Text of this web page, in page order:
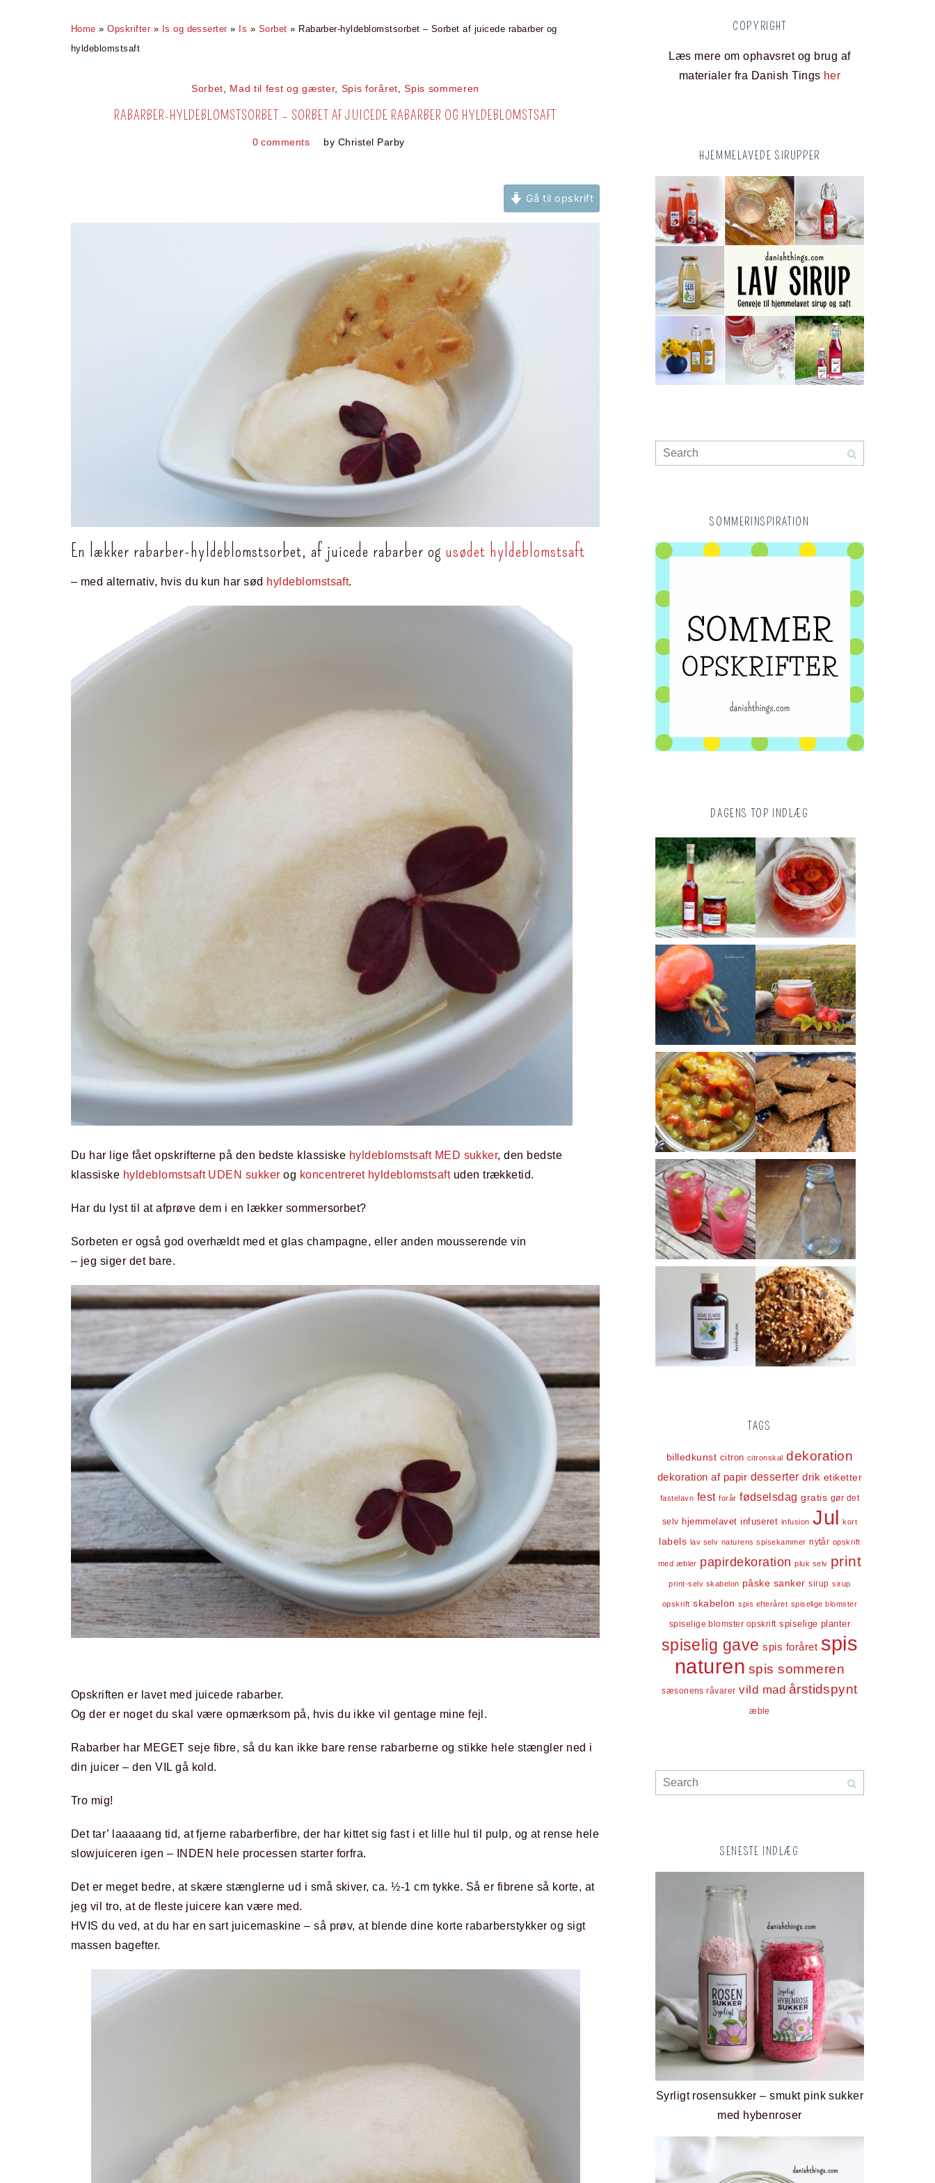
Home »Opskrifter » Is og desserter » Is » Sorbet » Rabarber-hyldeblomstsorbet – Sorbet af juicede rabarber og
hyldeblomstsaft
Sorbet, Mad til fest og gæster, Spis foråret,Spis sommeren
RABARBER-HYLDEBLOMSTSORBET – SORBET AF JUICEDE RABARBER OG HYLDEBLOMSTSAFT
0 comments by Christel Parby
Gå til opskrift
En lækker rabarber-hyldeblomstsorbet, af juicede rabarber og usødet hyldeblomstsaft
– med alternativ, hvis du kun har sød hyldeblomstsaft.
Du har lige fået opskrifterne på den bedste klassiske hyldeblomstsaft MED sukker, den bedste
klassiske hyldeblomstsaft UDEN sukker og koncentreret hyldeblomstsaftuden trækketid.
Har du lyst til at afprøve dem i en lækker sommersorbet?
Sorbeten er også god overhældt med et glas champagne, eller anden mousserende vin
– jeg siger det bare.
Opskriften er lavet med juicede rabarber.
Og der er noget du skal være opmærksom på, hvis du ikke vil gentage mine fejl.
Rabarber har MEGET seje fibre, så du kan ikke bare rense rabarberne og stikke hele stængler ned i
din juicer – den VIL gå kold.
Tro mig!
Det tar’ laaaaang tid, at fjerne rabarberfibre, der har kittet sig fast i et lille hul til pulp, og at rense hele
slowjuiceren igen – INDEN hele processen starter forfra.
Det er meget bedre, at skære stænglerne ud i små skiver, ca. ½-1 cm tykke. Så er fibrene så korte, at
jeg vil tro, at de fleste juicere kan være med.
HVIS du ved, at du har en sart juicemaskine – så prøv, at blende dine korte rabarberstykker og sigt
massen bagefter.
COPYRIGHT
Læs mere om ophavsret og brug af
materialer fra Danish Tings her
HJEMMELAVEDE SIRUPPER
SOMMERINSPIRATION
DAGENS TOP INDLÆG
TAGS
billedkunst citron citronskal dekoration
dekoration af papir desserter drik etiketter
fastelavn fest forår fødselsdag gratis gør det
selv hjemmelavet infuseret infusion Jul kort
labels lav selv naturens spisekammer nytår opskrift
med æbler papirdekoration pluk selv print
print-selv skabelon påske sanker sirup sirup
opskrift skabelon spis efteråret spiselige blomster
spiselige blomster opskrift spiselige planter
spiselig gave spis foråret spis
naturen spis sommeren
sæsonens råvarer vild mad årstidspynt
æble
SENESTE INDLÆG
Syrligt rosensukker – smukt pink sukker
med hybenroser